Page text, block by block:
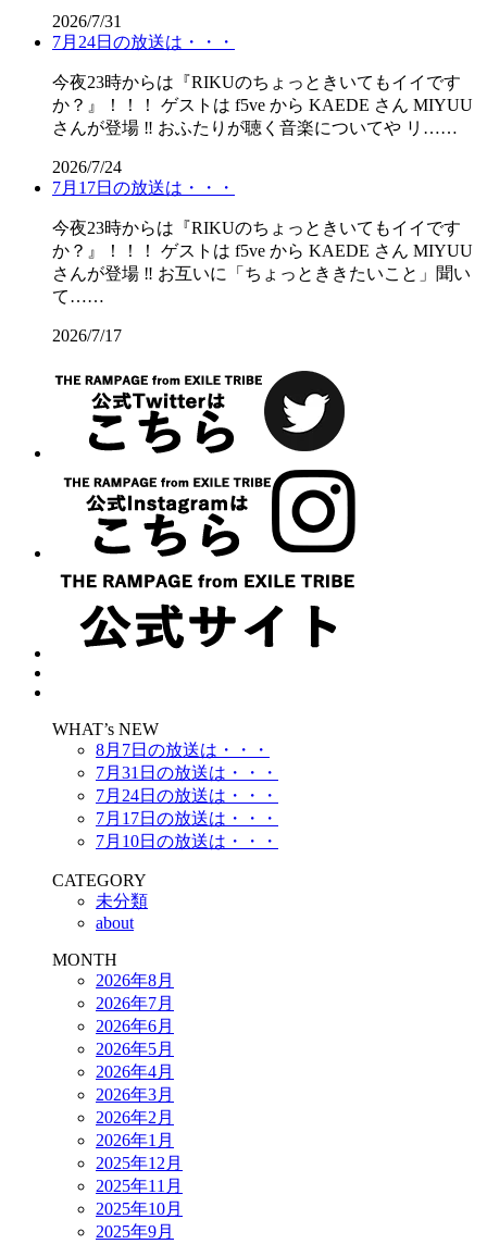
2026/7/31
7月24日の放送は・・・
今夜23時からは『RIKUのちょっときいてもイイです
か？』！！！ ゲストは f5ve から KAEDE さん MIYUU
さんが登場 ‼️ おふたりが聴く音楽についてや リ……
2026/7/24
7月17日の放送は・・・
今夜23時からは『RIKUのちょっときいてもイイです
か？』！！！ ゲストは f5ve から KAEDE さん MIYUU
さんが登場 ‼️ お互いに「ちょっとききたいこと」聞い
て……
2026/7/17
WHAT’s NEW
8月7日の放送は・・・
7月31日の放送は・・・
7月24日の放送は・・・
7月17日の放送は・・・
7月10日の放送は・・・
CATEGORY
未分類
about
MONTH
2026年8月
2026年7月
2026年6月
2026年5月
2026年4月
2026年3月
2026年2月
2026年1月
2025年12月
2025年11月
2025年10月
2025年9月